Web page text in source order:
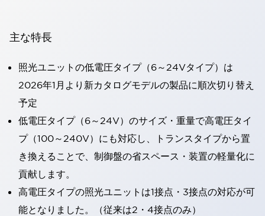
主な特長
照光ユニットの低電圧タイプ（6～24Vタイプ）は
2026年1月より新カタログモデルの製品に順次切り替え
予定
低電圧タイプ（6～24V）のサイズ・重量で高電圧タイ
プ（100～240V）にも対応し、トランスタイプから置
き換えることで、制御盤の省スペース・装置の軽量化に
貢献します。
高電圧タイプの照光ユニットは1接点・3接点の対応が可
能となりました。（従来は2・4接点のみ）